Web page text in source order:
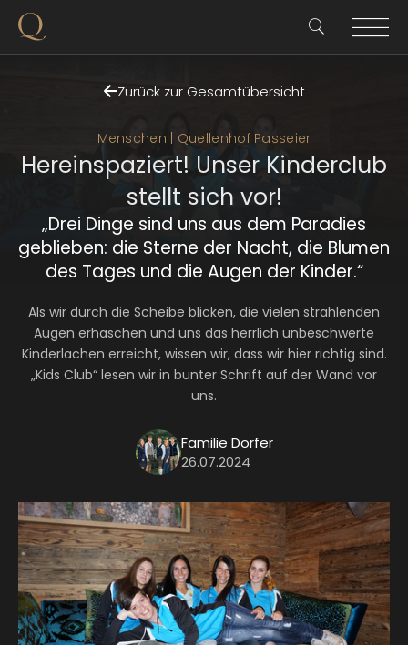
Zurück zur Gesamtübersicht
Hereinspaziert! Unser Kinderclub
stellt sich vor!
„Drei Dinge sind uns aus dem Paradies
geblieben: die Sterne der Nacht, die Blumen
des Tages und die Augen der Kinder.“
Menschen | Quellenhof Passeier
Als wir durch die Scheibe blicken, die vielen strahlenden
Augen erhaschen und uns das herrlich unbeschwerte
Kinderlachen erreicht, wissen wir, dass wir hier richtig sind.
„Kids Club“ lesen wir in bunter Schrift auf der Wand vor
uns.
Familie Dorfer
26.07.2024